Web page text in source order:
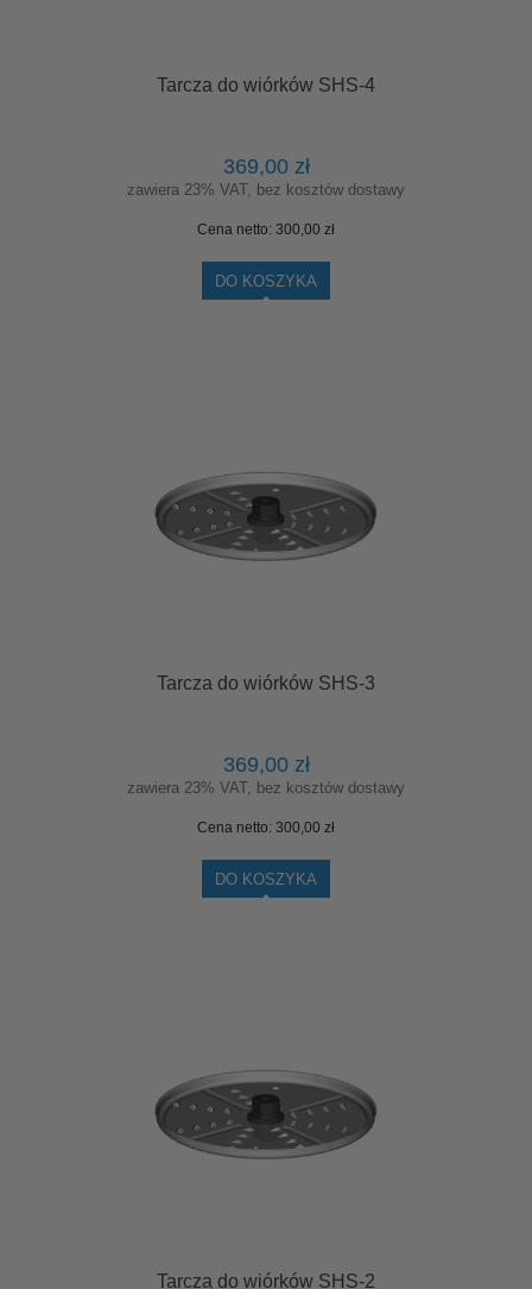
Tarcza do wiórków SHS-4
369,00 zł
zawiera 23% VAT, bez kosztów dostawy
Cena netto: 300,00 zł
DO KOSZYKA
Tarcza do wiórków SHS-3
369,00 zł
zawiera 23% VAT, bez kosztów dostawy
Cena netto: 300,00 zł
DO KOSZYKA
Tarcza do wiórków SHS-2